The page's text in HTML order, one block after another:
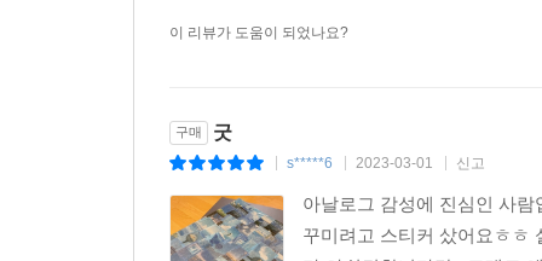
이 리뷰가 도움이 되었나요?
구매 굿
s*****6 2023-03-01 신고
아날로그 감성에 진심인 사
꾸미려고 스티커 샀어요ㅎㅎ